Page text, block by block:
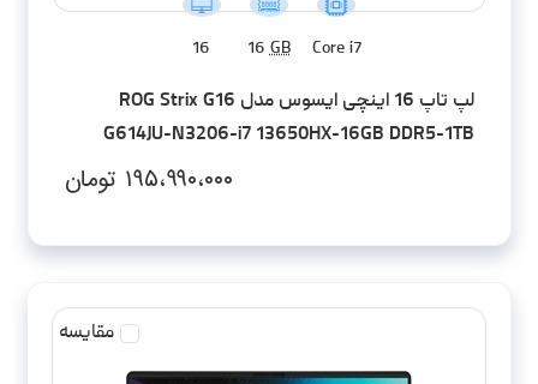
Core i7
16 GB
16
لپ تاپ 16 اینچی ایسوس مدل ROG Strix G16
G614JU-N3206-i7 13650HX-16GB DDR5-1TB
۱۹۵،۹۹۰،۰۰۰ تومان
مقایسه